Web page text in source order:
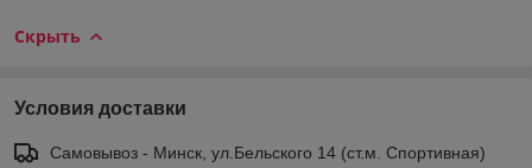
Скрыть
Условия доставки
Самовывоз - Минск, ул.Бельского 14 (ст.м. Спортивная)